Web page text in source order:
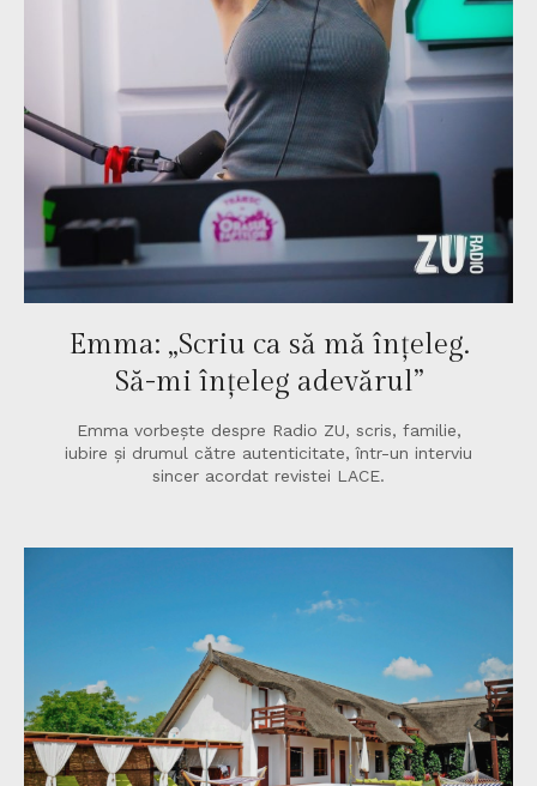
Emma: „Scriu ca să mă înțeleg.
Să-mi înțeleg adevărul”
Emma vorbește despre Radio ZU, scris, familie,
iubire și drumul către autenticitate, într-un interviu
sincer acordat revistei LACE.